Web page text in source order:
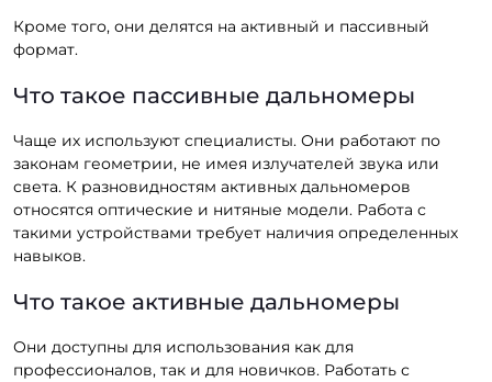
Кроме того, они делятся на активный и пассивный
формат.
Что такое пассивные дальномеры
Чаще их используют специалисты. Они работают по
законам геометрии, не имея излучателей звука или
света. К разновидностям активных дальномеров
относятся оптические и нитяные модели. Работа с
такими устройствами требует наличия определенных
навыков.
Что такое активные дальномеры
Они доступны для использования как для
профессионалов, так и для новичков. Работать с